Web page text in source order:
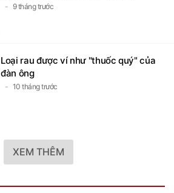
9 tháng trước
Loại rau được ví như "thuốc quý" của
đàn ông
10 tháng trước
XEM THÊM